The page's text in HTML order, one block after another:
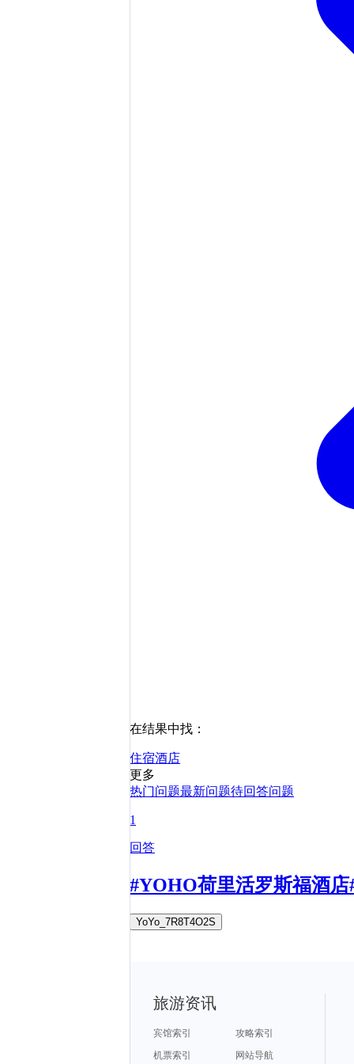
在结果中找：
住宿酒店
更多
热门问题最新问题待回答问题
1
回答
#YOHO荷里活罗斯福酒
YoYo_7R8T4O2S
旅游资讯
宾馆索引
攻略索引
机票索引
网站导航